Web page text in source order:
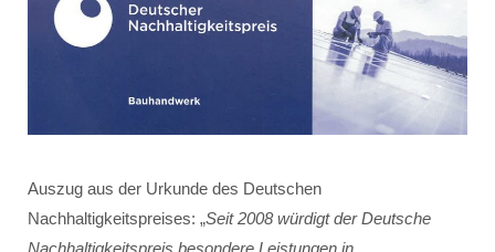
Auszug aus der Urkunde des Deutschen
Nachhaltigkeitspreises: „Seit 2008 würdigt der Deutsche
Nachhaltigkeitspreis besondere Leistungen in